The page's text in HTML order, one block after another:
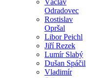
Odradovec
Rostislav
Opršal
Libor Peichl
Jiří Rezek
Lumír Slabý
Dušan Spáčil
Vladimír